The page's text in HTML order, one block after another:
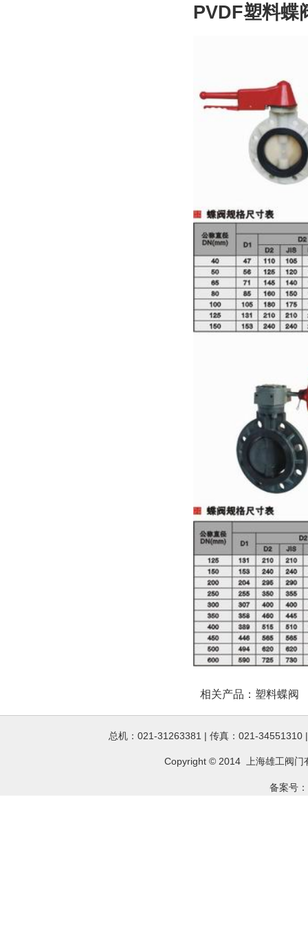
PVDF塑料蝶
相关产品： 塑料蝶阀
总机：021-31263381 | 传真：021-
Copyright © 2014 上海雄工阀门
备案号